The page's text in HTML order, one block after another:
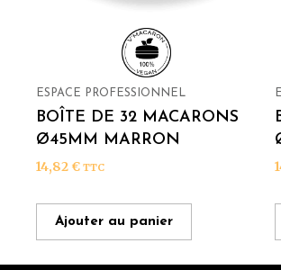
ESPACE PROFESSIONNEL
BOÎTE DE 32 MACARONS
Ø45MM MARRON
14,82 € TTC
Ajouter au panier